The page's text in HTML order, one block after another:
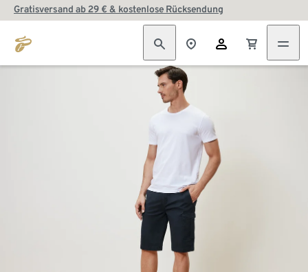
Gratisversand ab 29 € & kostenlose Rücksendung